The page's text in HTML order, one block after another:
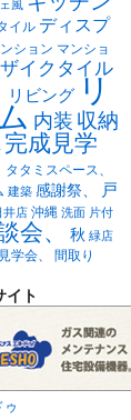
風
イル ディスプ
ション マンショ
イクタイル
リビング リ
内装 収納
完成見学
タミスペース、
建築 感謝祭、
戸
井店 沖縄 洗面 片付
会、 秋 緑店
見学会、 間取り
イト
ゥ